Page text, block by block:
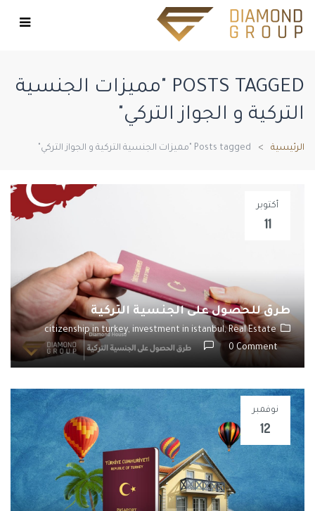
POSTS TAGGED "مميزات الجنسية
التركية و الجواز التركي"
الرئيسية Posts tagged "مميزات الجنسية التركية و الجواز التركي"
أكتوبر
11
طرق للحصول على الجنسية التركية
citizenship in turkey, investment in istanbul,Real Estate
0 Comment
نوفمبر
12